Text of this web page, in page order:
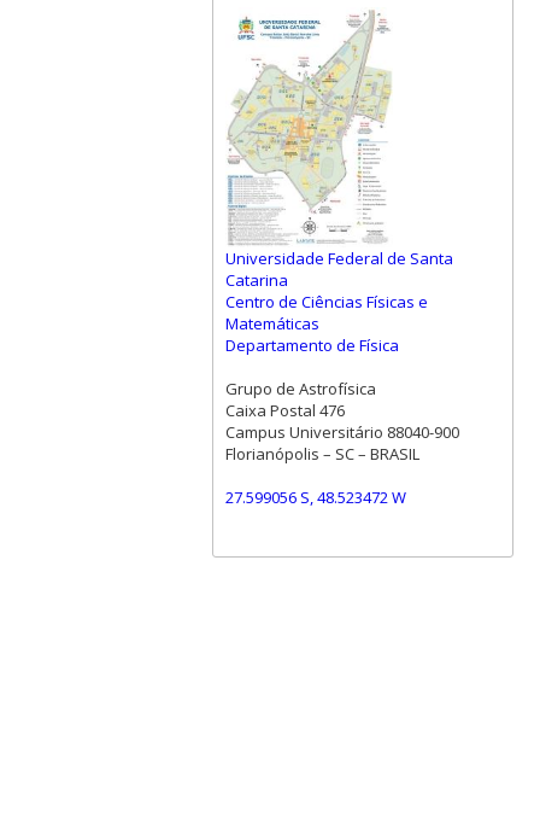
Universidade Federal de Santa
Catarina
Centro de Ciências Físicas e
Matemáticas
Departamento de Física
Grupo de Astrofísica
Caixa Postal 476
Campus Universitário 88040-900
Florianópolis – SC – BRASIL
27.599056 S, 48.523472 W